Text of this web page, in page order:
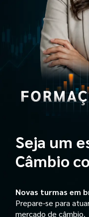
Seja um
Câmbio
Novas turmas em
Prepare-se para
mercado de câmbio.